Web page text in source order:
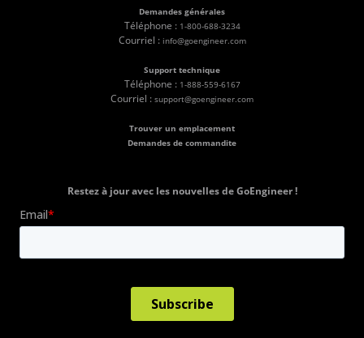
Demandes générales
Téléphone : 1-800-688-3234
Courriel : info@goengineer.com
Support technique
Téléphone : 1-888-559-6167
Courriel : support@goengineer.com
Trouver un emplacement
Demandes de commandite
Restez à jour avec les nouvelles de GoEngineer !